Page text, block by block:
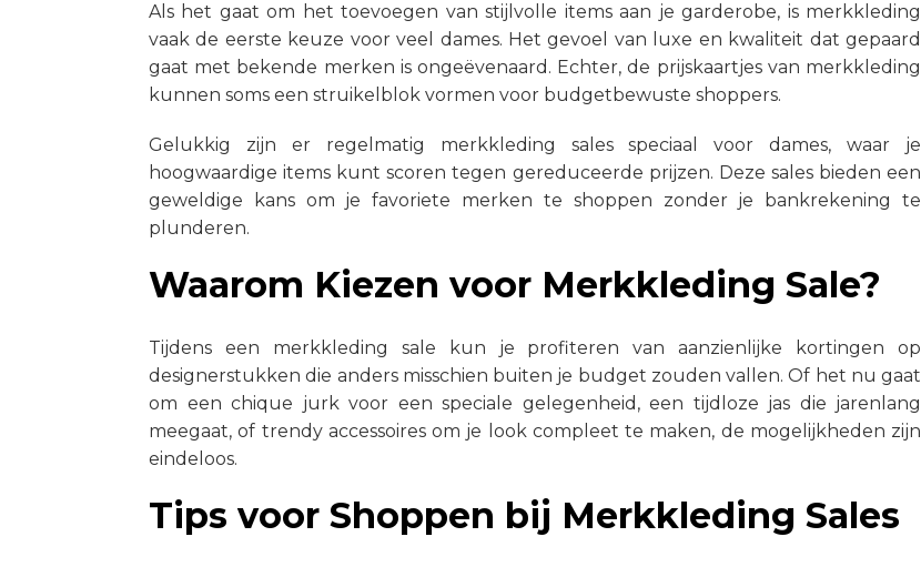
Als het gaat om het toevoegen van stijlvolle items aan je garderobe, is merkkleding
vaak de eerste keuze voor veel dames. Het gevoel van luxe en kwaliteit dat gepaard
gaat met bekende merken is ongeëvenaard. Echter, de prijskaartjes van merkkleding
kunnen soms een struikelblok vormen voor budgetbewuste shoppers.
Gelukkig zijn er regelmatig merkkleding sales speciaal voor dames, waar je
hoogwaardige items kunt scoren tegen gereduceerde prijzen. Deze sales bieden een
geweldige kans om je favoriete merken te shoppen zonder je bankrekening te
plunderen.
Waarom Kiezen voor Merkkleding Sale?
Tijdens een merkkleding sale kun je profiteren van aanzienlijke kortingen op
designerstukken die anders misschien buiten je budget zouden vallen. Of het nu gaat
om een chique jurk voor een speciale gelegenheid, een tijdloze jas die jarenlang
meegaat, of trendy accessoires om je look compleet te maken, de mogelijkheden zijn
eindeloos.
Tips voor Shoppen bij Merkkleding Sales